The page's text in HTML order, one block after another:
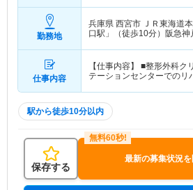
勤務地
兵庫県 西宮市 ＪＲ東海道
口駅」（徒歩10分）阪急神
仕事内容
【仕事内容】 ■整形外科ク
テーションセンターでの
駅から徒歩10分以内
保存する
最新の募集状況